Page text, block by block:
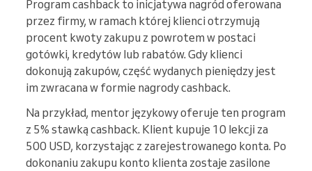
Program cashback to inicjatywa nagród oferowana
przez firmy, w ramach której klienci otrzymują
procent kwoty zakupu z powrotem w postaci
gotówki, kredytów lub rabatów. Gdy klienci
dokonują zakupów, część wydanych pieniędzy jest
im zwracana w formie nagrody cashback.
Na przykład, mentor językowy oferuje ten program
z 5% stawką cashback. Klient kupuje 10 lekcji za
500 USD, korzystając z zarejestrowanego konta. Po
dokonaniu zakupu konto klienta zostaje zasilone